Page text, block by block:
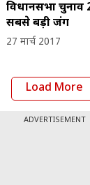
विधानसभा चुनाव
सबसे बड़ी जंग
27 मार्च 2017
Load More
ADVERTISEMENT